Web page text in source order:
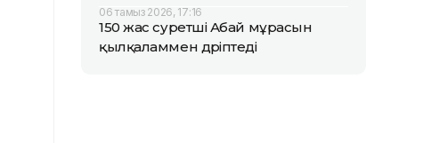
06 тамыз 2026, 17:16
150 жас суретші Абай мұрасын
қылқаламмен дәріптеді